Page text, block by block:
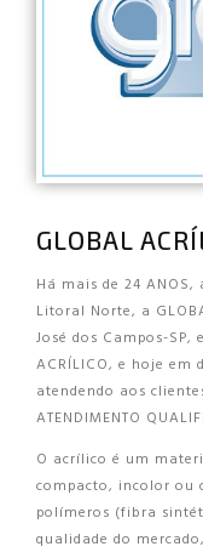
GLOBAL
Há mais de 24
Litoral Norte, a
José dos Campos-SP,
ACRÍLICO, e hoje em
atendendo aos
ATENDIMENTO
O acrílico é um
compacto, incolor ou
polímeros (fibra
qualidade do